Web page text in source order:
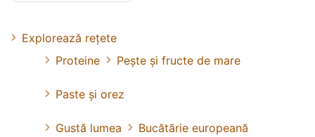
Explorează rețete
Proteine
Pește și fructe de mare
Paste și orez
Gustă lumea
Bucătărie europeană